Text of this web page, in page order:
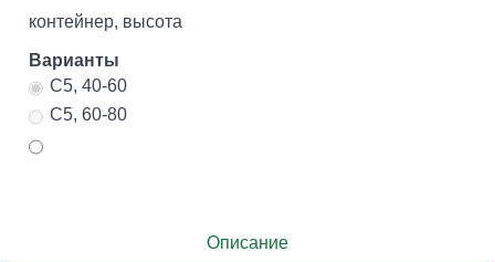
контейнер, высота
Варианты
C5, 40-60
C5, 60-80
Описание